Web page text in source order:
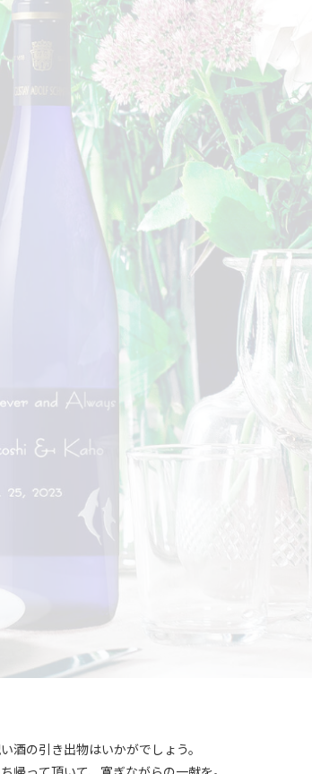
酒の引き出物はいかがでしょう。